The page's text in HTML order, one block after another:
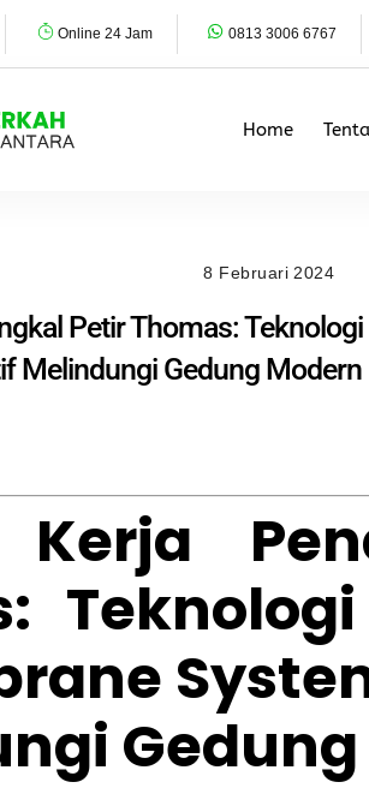
Online 24 Jam 0813 3006 6767
Home
8 Februari 2024
Petir Thomas:
Melindungi Gedung Modern
Kerja